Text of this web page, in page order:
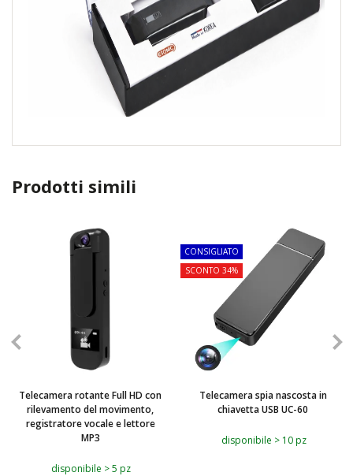
Prodotti simili
Telecamera rotante Full HD con
rilevamento del movimento,
registratore vocale e lettore
MP3
disponibile > 5 pz
CONSIGLIATO
SCONTO 34%
Telecamera spia nascosta in
chiavetta USB UC-60
disponibile > 10 pz